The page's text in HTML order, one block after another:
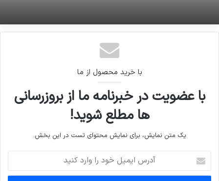
با خرید محصول از ما
با عضویت در خبرنامه ما از بروزرسانی
ها مطلع شوید!
یک متن نمایش، برای نمایش محتوای تست در این بخش.
ایمیل
خود